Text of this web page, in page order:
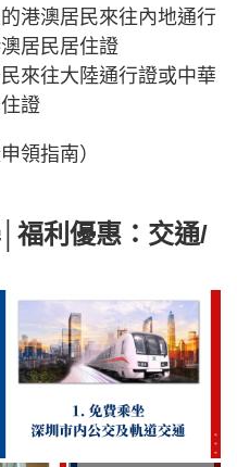
港澳居民來往內地通行
居民居住證
來往大陸通行證或中華
證
領指南）
福利優惠：交通/